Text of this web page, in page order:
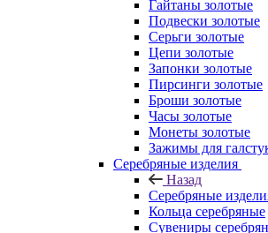
Гайтаны золотые
Подвески золотые
Серьги золотые
Цепи золотые
Запонки золотые
Пирсинги золотые
Броши золотые
Часы золотые
Монеты золотые
Зажимы для
Серебряные изделия
Назад
Серебряные
Кольца серебряные
Сувениры